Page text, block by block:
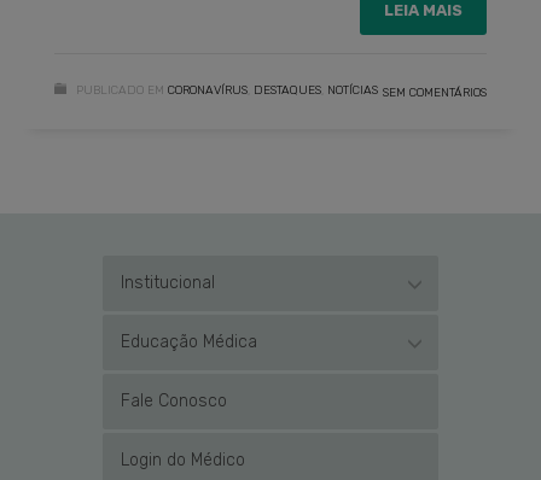
LEIA MAIS
PUBLICADO EM CORONAVÍRUS DESTAQUES NOTÍCIAS SEM COMENTÁRIOS
Institucional
Educação Médica
Fale Conosco
Login do Médico